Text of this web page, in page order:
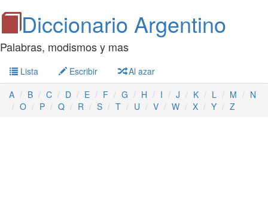
Diccionario Argentino
Palabras, modismos y mas
Lista Escribir
Al azar
A
B C D E F G H I J K L M
N
O
P Q R S T U V W X Y Z